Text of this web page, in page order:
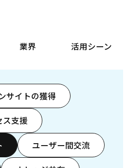
業界 活用シーン
サイトの獲得
ス支援
ユーザー間交流